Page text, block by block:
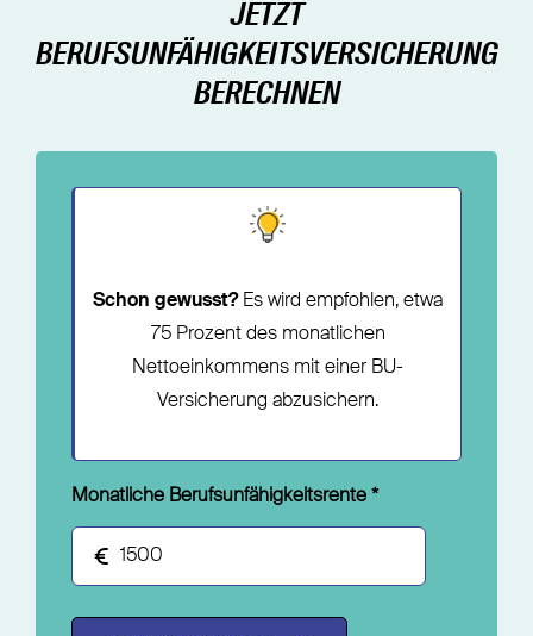
JETZT
BERUFSUNFÄHIGKEITSVERSICHERUNG
BERECHNEN
Schon gewusst?Es wird empfohlen, etwa
75 Prozent des monatlichen
Nettoeinkommens mit einer BU-
Versicherung abzusichern.
Monatliche Berufsunfähigkeitsrente *